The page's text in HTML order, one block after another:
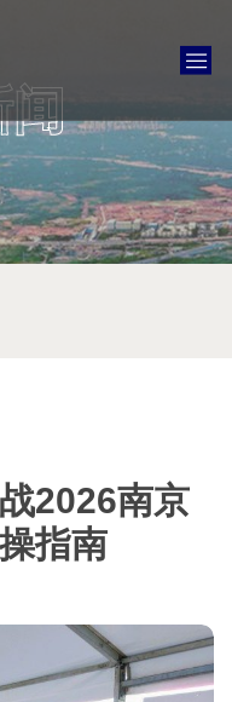
闻
2026南京
指南